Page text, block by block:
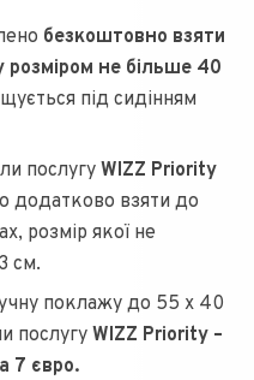
безкоштовно взяти
не більше 40
під сидінням
послугу WIZZ Priority
додатково взяти до
розмір якої не
см.
поклажу до 55 x 40
послугу WIZZ Priority –
7 євро.